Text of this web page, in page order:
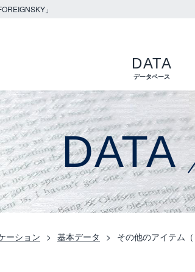
」
DATA
データベース
DATA
ーション 基本データ その他のアイテム（